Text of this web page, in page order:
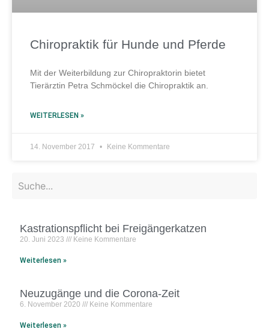
Chiropraktik für Hunde und Pferde
Mit der Weiterbildung zur Chiropraktorin bietet
Tierärztin Petra Schmöckel die Chiropraktik an.
WEITERLESEN »
14. November 2017 Keine Kommentare
Kastrationspflicht bei Freigängerkatzen
20. Juni 2023 Keine Kommentare
Weiterlesen »
Neuzugänge und die Corona-Zeit
6. November 2020 Keine Kommentare
Weiterlesen »